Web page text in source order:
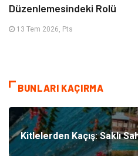
Düzenlemesindeki Rolü
13 Tem 2026, Pts
BUNLARI KAÇIRMA
Kitlelerden Kaçış: Saklı